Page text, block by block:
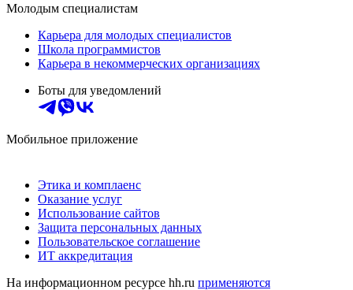
Молодым специалистам
Карьера для молодых специалистов
Школа программистов
Карьера в некоммерческих организациях
Боты для уведомлений
Мобильное приложение
Этика и комплаенс
Оказание услуг
Использование сайтов
Защита персональных данных
Пользовательское соглашение
ИТ аккредитация
На информационном ресурсе hh.ru применяются